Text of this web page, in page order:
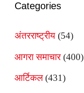
Categories
अंतरराष्ट्रीय (54)
आगरा समाचार(400)
आर्टिकल(431)